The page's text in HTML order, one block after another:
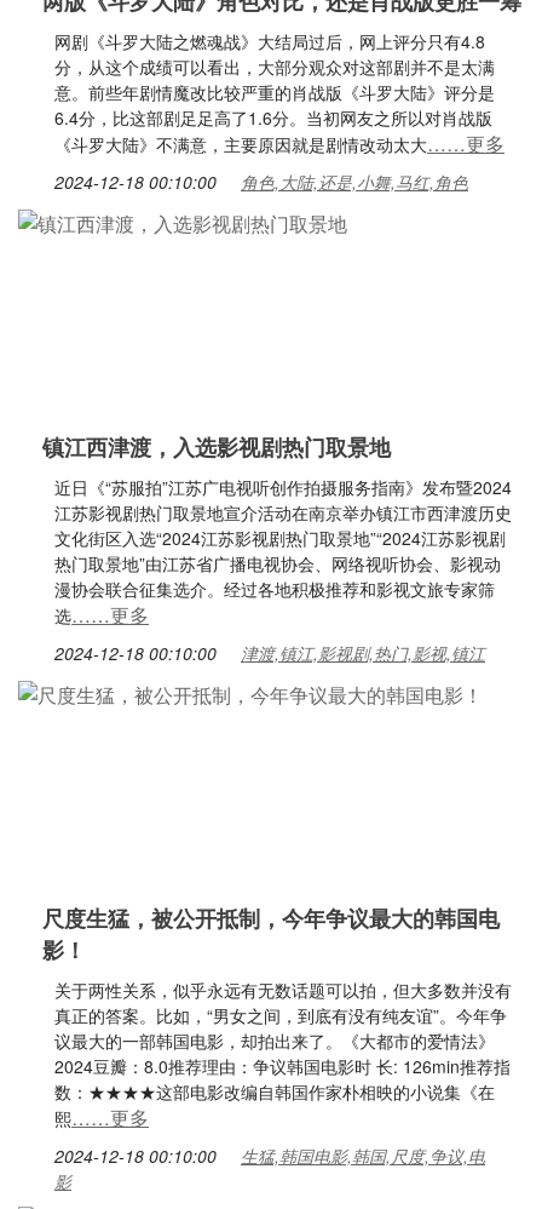
网剧《斗罗大陆之燃魂战》大结局过后，网上评分只有4.8
分，从这个成绩可以看出，大部分观众对这部剧并不是太满
意。前些年剧情魔改比较严重的肖战版《斗罗大陆》评分是
6.4分，比这部剧足足高了1.6分。当初网友之所以对肖战版
《斗罗大陆》不满意，主要原因就是剧情改动太大……更多
2024-12-18 00:10:00 角色,大陆,还是,小舞,马红,角色
镇江西津渡，入选影视剧热门取景地
近日《“苏服拍”江苏广电视听创作拍摄服务指南》发布暨2024
江苏影视剧热门取景地宣介活动在南京举办镇江市西津渡历史
文化街区入选“2024江苏影视剧热门取景地”“2024江苏影视剧
热门取景地”由江苏省广播电视协会、网络视听协会、影视动
漫协会联合征集选介。经过各地积极推荐和影视文旅专家筛
选……更多
2024-12-18 00:10:00 津渡,镇江,影视剧,热门,影视,镇江
尺度生猛，被公开抵制，今年争议最大的韩国电
影！
关于两性关系，似乎永远有无数话题可以拍，但大多数并没有
真正的答案。比如，“男女之间，到底有没有纯友谊”。今年争
议最大的一部韩国电影，却拍出来了。《大都市的爱情法》
2024豆瓣：8.0推荐理由：争议韩国电影时 长: 126min推荐指
数：★★★★这部电影改编自韩国作家朴相映的小说集《在
熙……更多
2024-12-18 00:10:00
生猛,韩国电影,韩国,尺度,争议,电
影